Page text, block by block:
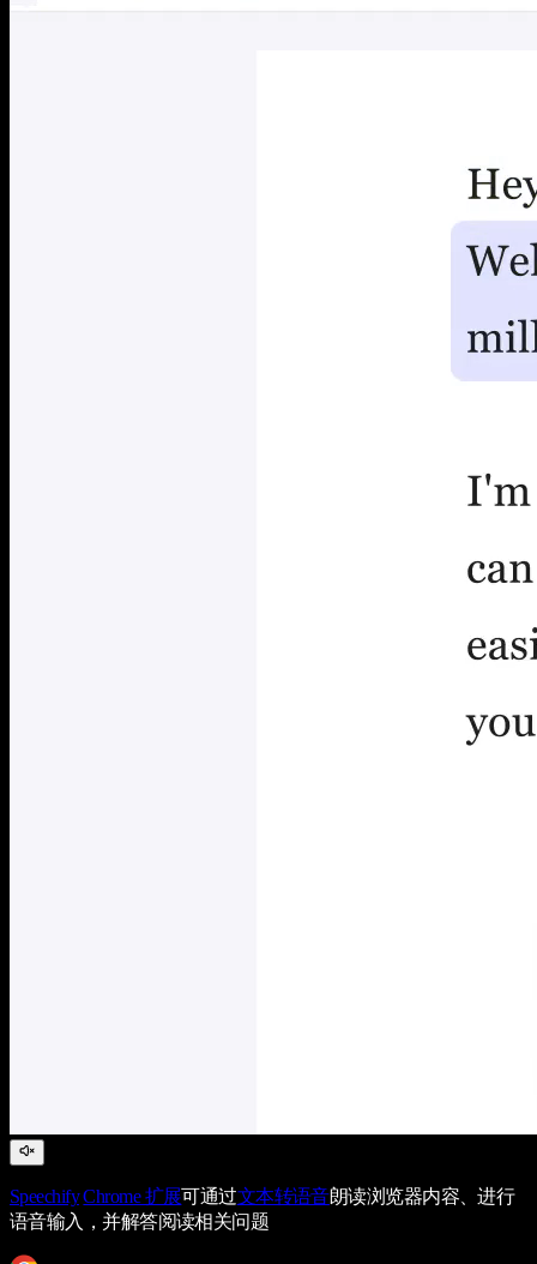
Speechify Chrome 扩展可通过文本转语音朗读浏览器内容、进行
语音输入，并解答阅读相关问题